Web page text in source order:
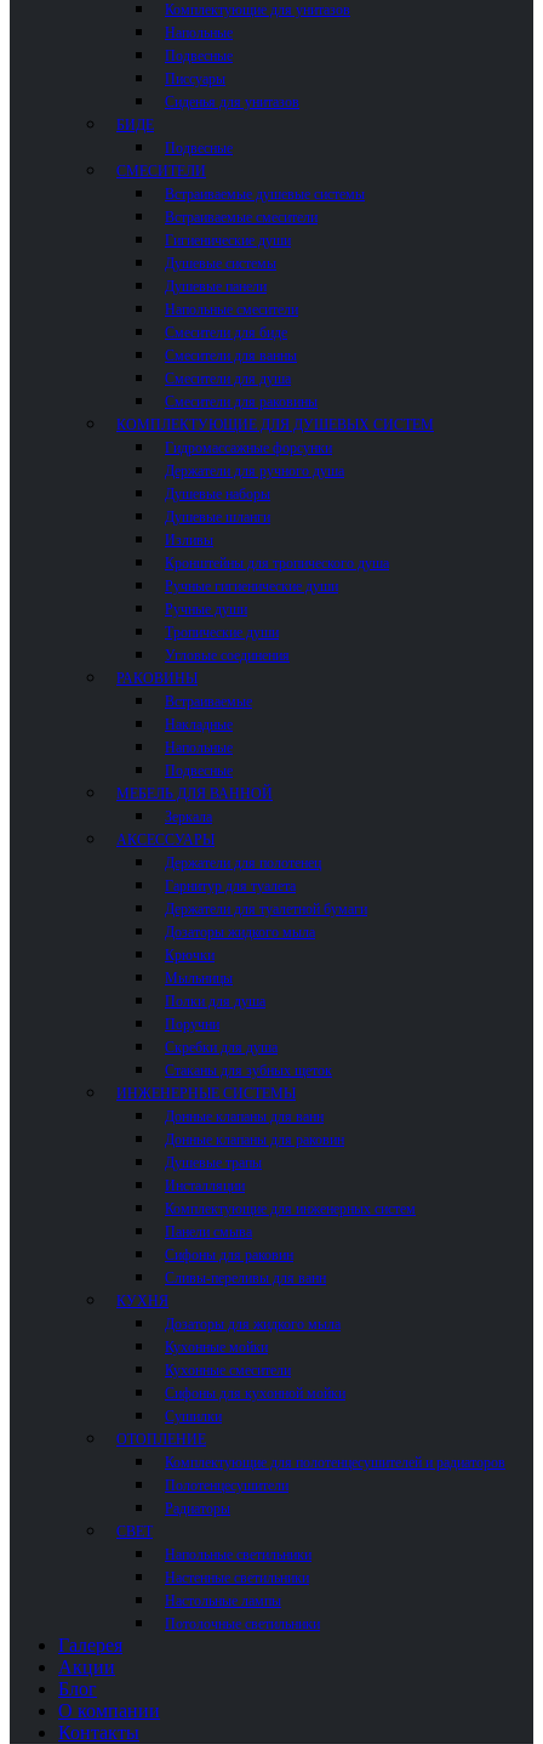
Комплектующие для унитазов
Напольные
Подвесные
Писсуары
Сиденья для унитазов
БИДЕ
Подвесные
СМЕСИТЕЛИ
Встраиваемые душевые системы
Встраиваемые смесители
Гигиенические души
Душевые системы
Душевые панели
Напольные смесители
Смесители для биде
Смесители для ванны
Смесители для душа
Смесители для раковины
КОМПЛЕКТУЮЩИЕ ДЛЯ ДУШЕВЫХ СИСТЕМ
Гидромассажные форсунки
Держатели для ручного душа
Душевые наборы
Душевые шланги
Изливы
Кронштейны для тропического душа
Ручные гигиенические души
Ручные души
Тропические души
Угловые соединения
РАКОВИНЫ
Встраиваемые
Накладные
Напольные
Подвесные
МЕБЕЛЬ ДЛЯ ВАННОЙ
Зеркала
АКСЕССУАРЫ
Держатели для полотенец
Гарнитур для туалета
Держатели для туалетной бумаги
Дозаторы жидкого мыла
Крючки
Мыльницы
Полки для душа
Поручни
Скребки для душа
Стаканы для зубных щеток
ИНЖЕНЕРНЫЕ СИСТЕМЫ
Донные клапаны для ванн
Донные клапаны для раковин
Душевые трапы
Инсталляции
Комплектующие для инженерных систем
Панели смыва
Сифоны для раковин
Сливы-переливы для ванн
КУХНЯ
Дозаторы для жидкого мыла
Кухонные мойки
Кухонные смесители
Сифоны для кухонной мойки
Сушилки
ОТОПЛЕНИЕ
Комплектующие для полотенцесушителей и радиаторов
Полотенцесушители
Радиаторы
СВЕТ
Напольные светильники
Настенные светильники
Настольные лампы
Потолочные светильники
Галерея
Акции
Блог
О компании
Контакты